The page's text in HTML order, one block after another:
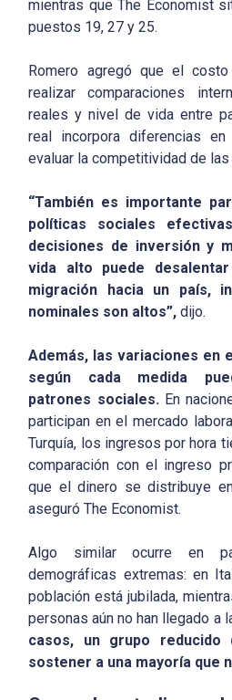
mientras que The Economist
puestos 19, 27 y 25.
Romero agregó que el
realizar comparaciones
reales y nivel de vida entre
real incorpora diferencias
evaluar la competitividad de
“También es importante
políticas sociales
decisiones de inversión y
vida alto puede
migración hacia un país,
nominales son altos”, dijo.
Además, las variaciones en
según cada medida
patrones sociales.En
participan en el mercado
Turquía, los ingresos por hora
comparación con el ingreso
que el dinero se distribuye
aseguró The Economist.
Algo similar ocurre en
demográficas extremas: en
población está jubilada,
personas aún no han llegado a
casos, un grupo reducido
sostener a una mayoría que